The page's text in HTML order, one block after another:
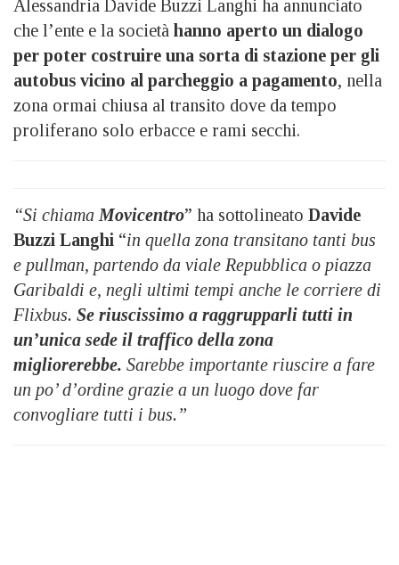
Alessandria Davide Buzzi Langhi ha annunciato
che l’ente e la società hanno aperto un dialogo
per poter costruire una sorta di stazione per gli
autobus vicino al parcheggio a pagamento, nella
zona ormai chiusa al transito dove da tempo
proliferano solo erbacce e rami secchi.
“Si chiama Movicentro” ha sottolineato Davide
Buzzi Langhi “in quella zona transitano tanti bus
e pullman, partendo da viale Repubblica o piazza
Garibaldi e, negli ultimi tempi anche le corriere di
Flixbus. Se riuscissimo a raggrupparli tutti in
un’unica sede il traffico della zona
migliorerebbe. Sarebbe importante riuscire a fare
un po’ d’ordine grazie a un luogo dove far
convogliare tutti i bus.”